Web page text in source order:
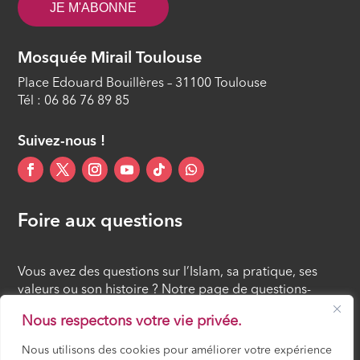
Nous respectons votre vie privée.
Nous utilisons des cookies pour améliorer votre expérience
Les finalités visées par le Coran
JE M'ABONNE
Mosquée Mirail Toulouse
Place Edouard Bouillères – 31100 Toulouse
Tél : 06 86 76 89 85
Suivez-nous !
Foire aux questions
Vous avez des questions sur l’Islam, sa pratique, ses
valeurs ou son histoire ? Notre page de questions-
réponses rassemble des réponses claires et accessibles
à tous, croyants ou simples curieux.